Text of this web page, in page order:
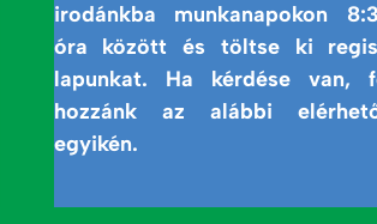
irodánkba munkanapokon
óra között és töltse ki
lapunkat. Ha kérdése van,
hozzánk az alábbi
egyikén.